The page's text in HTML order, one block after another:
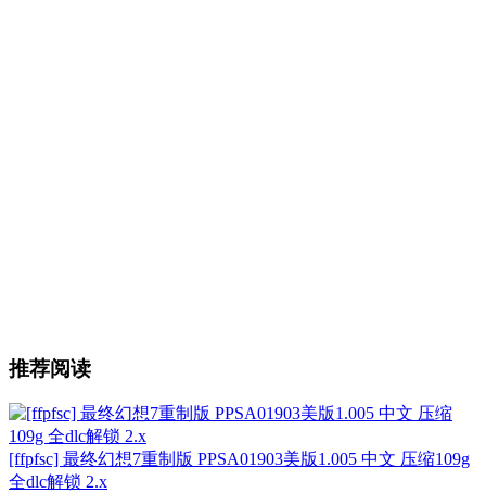
推荐阅读
[ffpfsc] 最终幻想7重制版 PPSA01903美版1.005 中文 压缩109g
全dlc解锁 2.x